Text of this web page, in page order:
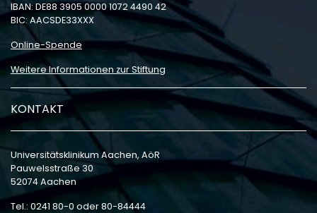
IBAN: DE88 3905 0000 1072 4490 42
BIC: AACSDE33XXX
Online-Spende
Weitere Informationen zur Stiftung
KONTAKT
Universitätsklinikum Aachen, AöR
Pauwelsstraße 30
52074 Aachen
Tel.: 0241 80-0 oder 80-84444